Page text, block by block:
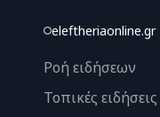
eleftheriaonline.gr
Ροή ειδήσεων
Τοπικές ειδήσεις